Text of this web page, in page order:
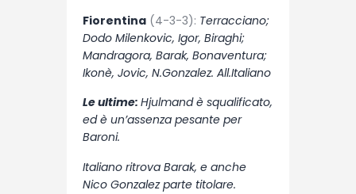
Fiorentina (4-3-3): Terracciano;
Dodo Milenkovic, Igor, Biraghi;
Mandragora, Barak, Bonaventura;
Ikonè, Jovic, N.Gonzalez. All.Italiano
Le ultime: Hjulmand è squalificato,
ed è un’assenza pesante per
Baroni.
Italiano ritrova Barak, e anche
Nico Gonzalez parte titolare.